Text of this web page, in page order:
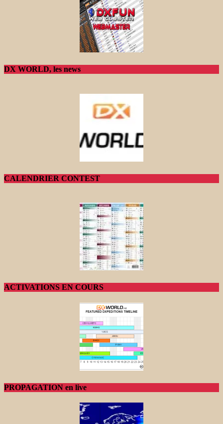
DX WORLD, les news
CALENDRIER CONTEST
ACTIVATIONS EN COURS
PROPAGATION en live